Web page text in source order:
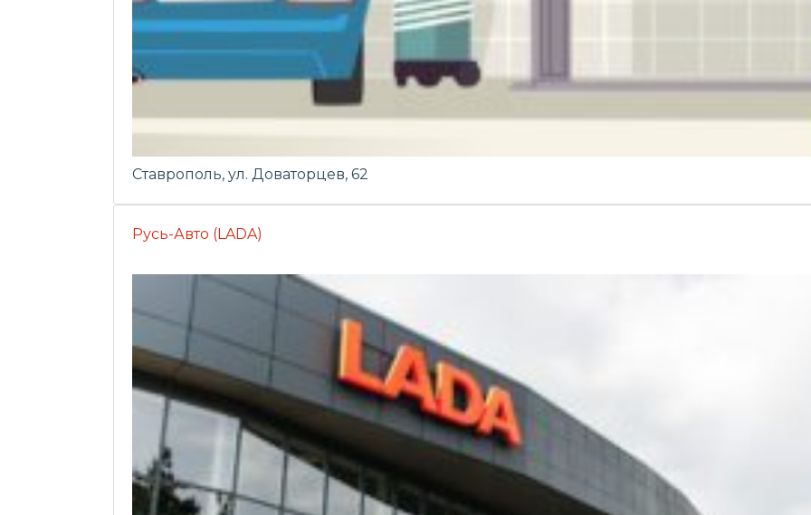
Ставрополь, ул. Доваторцев, 62
Русь-Авто (LADA)